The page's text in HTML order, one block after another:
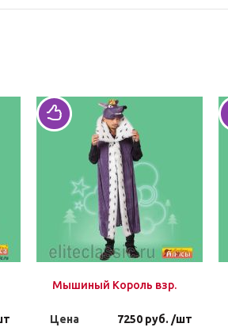
Мышиный Король взр.
Цена 7250 руб. /шт